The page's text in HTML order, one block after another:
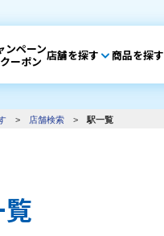
ンペーン
クーポン 店舗を探す 商品を探す
> 店舗検索 > 駅一覧